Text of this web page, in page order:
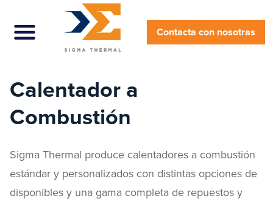
Menú Contacta con nosotras
Calentador a
Combustión
Sigma Thermal produce calentadores a combustión
estándar y personalizados con distintas opciones de
disponibles y una gama completa de repuestos y